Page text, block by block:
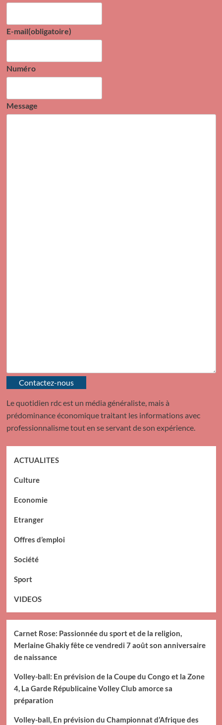
E-mail(obligatoire)
Numéro
Message
Contactez-nous
Le quotidien rdc est un média généraliste, mais à
prédominance économique traitant les informations avec
professionnalisme tout en se servant de son expérience.
ACTUALITES
Culture
Economie
Etranger
Offres d’emploi
Société
Sport
VIDEOS
Carnet Rose: Passionnée du sport et de la religion,
Merlaine Ghakiy fête ce vendredi 7 août son anniversaire
de naissance
Volley-ball: En prévision de la Coupe du Congo et la Zone
4, La Garde Républicaine Volley Club amorce sa
préparation
Volley-ball, En prévision du Championnat d’Afrique des